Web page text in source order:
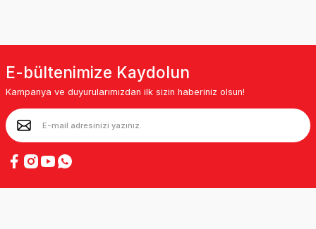
E-bültenimize Kaydolun
Kampanya ve duyurularımızdan ilk sizin haberiniz olsun!